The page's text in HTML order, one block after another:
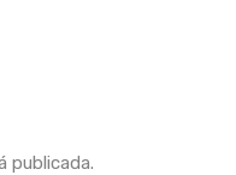
publicada.